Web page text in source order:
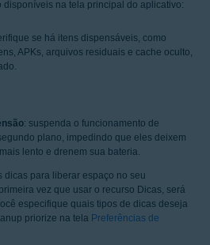
disponíveis na tela principal do aplicativo:
se há itens dispensáveis, como
APKs, arquivos residuais e cache oculto,
: suspenda o funcionamento de
plano, impedindo que eles deixem
lento e drenem sua bateria.
dicas para liberar espaço no seu
vez que usar o recurso Dicas, será
especifique quais tipos de dicas deseja
priorize na tela Preferências de